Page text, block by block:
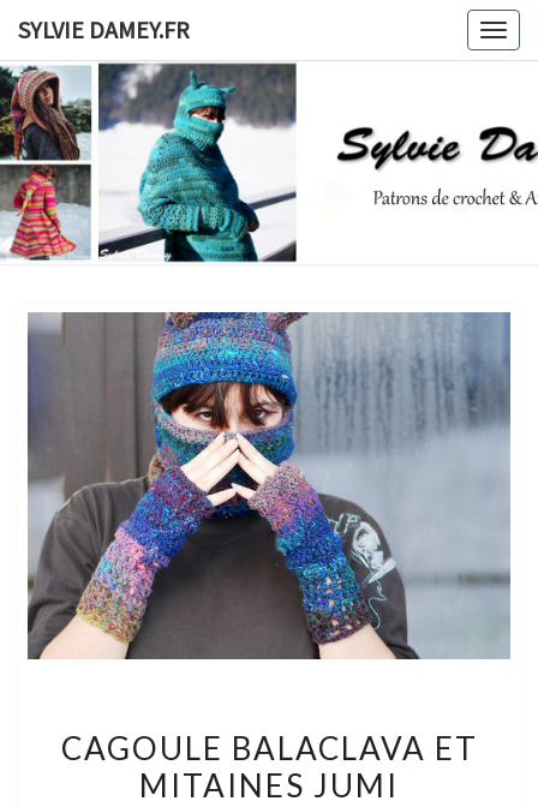
content
SYLVIE DAMEY.FR
SYLVIE
De
Crochet
Ateliers
BALACLAVA
ET
CAGOULE BALACLAVA ET
MITAINES JUMI